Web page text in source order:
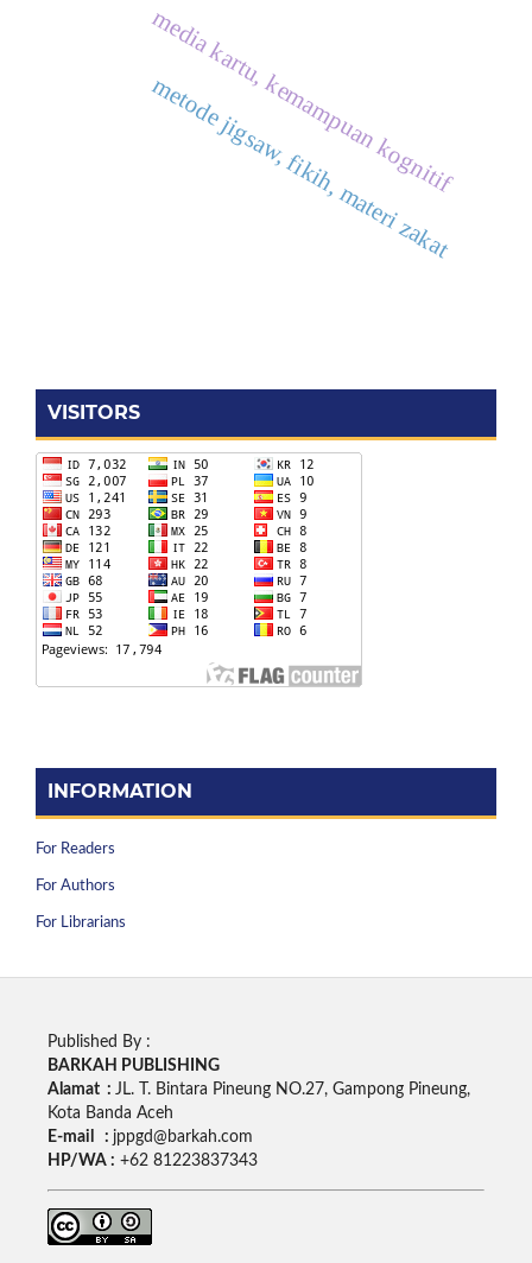
metode jigsaw, fikih, materi zakat
media kartu, kemampuan kognitif
VISITORS
INFORMATION
For Readers
For Authors
For Librarians
Published By :
BARKAH PUBLISHING
Alamat : JL. T. Bintara Pineung NO.27, Gampong Pineung,
Kota Banda Aceh
E-mail : jppgd@barkah.com
HP/WA : +62 81223837343